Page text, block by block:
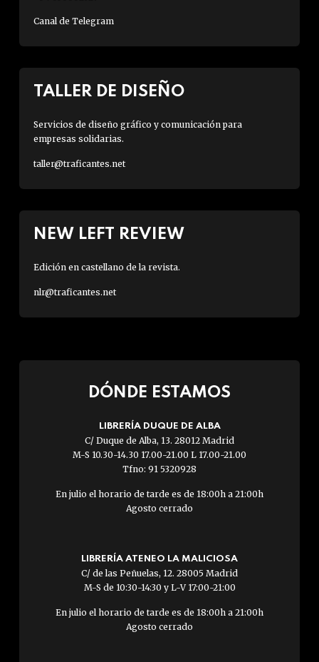
Canal de Telegram
TALLER DE DISEÑO
Servicios de diseño gráfico y comunicación para
empresas solidarias.
taller@traficantes.net
NEW LEFT REVIEW
Edición en castellano de la revista.
nlr@traficantes.net
DÓNDE ESTAMOS
LIBRERÍA DUQUE DE ALBA
C/ Duque de Alba, 13. 28012 Madrid
M-S 10.30-14.30 17.00-21.00 L 17.00-21.00
Tfno: 91 5320928
En julio el horario de tarde es de 18:00h a 21:00h
Agosto cerrado
LIBRERÍA ATENEO LA MALICIOSA
C/ de las Peñuelas, 12. 28005 Madrid
M-S de 10:30-14:30 y L-V 17:00-21:00
En julio el horario de tarde es de 18:00h a 21:00h
Agosto cerrado